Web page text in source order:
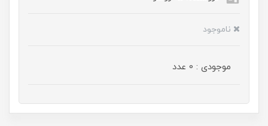
ناموجود
موجودی : 0 عدد